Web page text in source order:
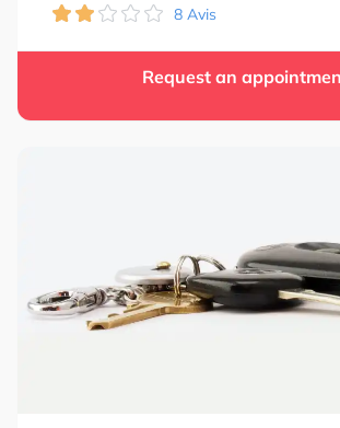
8 Avis
Request an